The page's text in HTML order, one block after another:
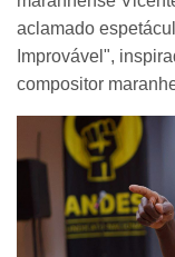
aclamado
Improvável",
compositor